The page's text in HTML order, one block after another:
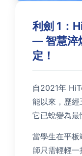
利劍 1：
— 智慧淬
定！
自2021年
能以來，歷
它已蛻變為最
當學生在平
師只需輕輕